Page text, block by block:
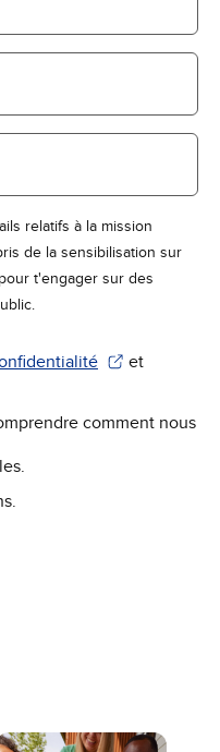
relatifs à la mission
de la sensibilisation sur
t'engager sur des
nouvelle fenêtre)
et
comment nous